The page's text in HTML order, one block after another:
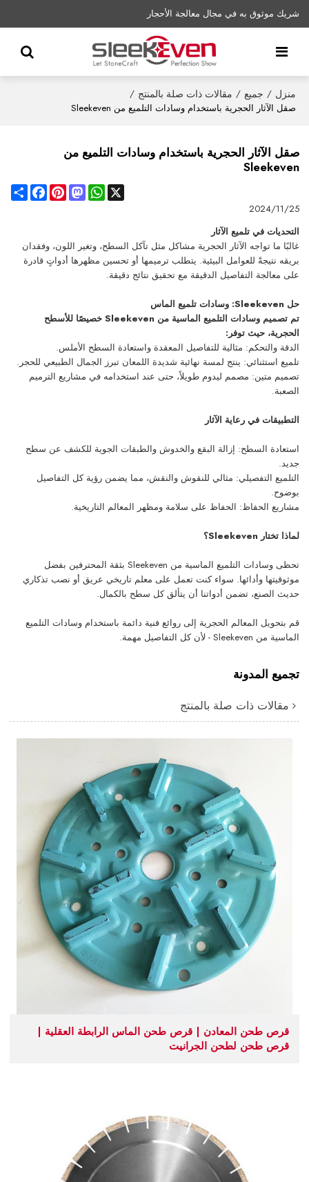
شريك موثوق به في مجال معالجة الأحجار
منزل / جميع / مقالات ذات صلة بالمنتج /
صقل الآثار الحجرية باستخدام وسادات التلميع من Sleekeven
صقل الآثار الحجرية باستخدام وسادات التلميع من
Sleekeven
Share
FacebookPinterestMastodon
WhatsApp
X
2024/11/25
التحديات في تلميع الآثار
غالبًا ما تواجه الآثار الحجرية مشاكل مثل تآكل السطح، وتغير اللون، وفقدان
بريقه نتيجةً للعوامل البيئية. يتطلب ترميمها أو تحسين مظهرها أدواتٍ قادرة
على معالجة التفاصيل الدقيقة مع تحقيق نتائج دقيقة.
حل Sleekeven: وسادات تلميع الماس
تم تصميم وسادات التلميع الماسية من Sleekeven خصيصًا للأسطح
الحجرية، حيث توفر:
الدقة والتحكم: مثالية للتفاصيل المعقدة واستعادة السطح الأملس.
تلميع استثنائي: ينتج لمسة نهائية شديدة اللمعان تبرز الجمال الطبيعي للحجر.
تصميم متين: مصمم ليدوم طويلاً، حتى عند استخدامه في مشاريع الترميم
الصعبة.
التطبيقات في رعاية الآثار
استعادة السطح: إزالة البقع والخدوش والطبقات الجوية للكشف عن سطح
جديد.
التلميع التفصيلي: مثالي للنقوش والنقش، مما يضمن رؤية كل التفاصيل
بوضوح.
مشاريع الحفاظ: الحفاظ على سلامة ومظهر المعالم التاريخية.
لماذا تختار Sleekeven؟
تحظى وسادات التلميع الماسية من Sleekeven بثقة المحترفين بفضل
موثوقيتها وأدائها. سواء كنت تعمل على معلم تاريخي عريق أو نصب تذكاري
حديث الصنع، تضمن أدواتنا أن يتألق كل سطح بالكمال.
قم بتحويل المعالم الحجرية إلى روائع فنية دائمة باستخدام وسادات التلميع
الماسية من Sleekeven - لأن كل التفاصيل مهمة.
تجميع المدونة
مقالات ذات صلة بالمنتج
قرص طحن المعادن | قرص طحن الماس الرابطة العقلية |
قرص طحن لطحن الجرانيت